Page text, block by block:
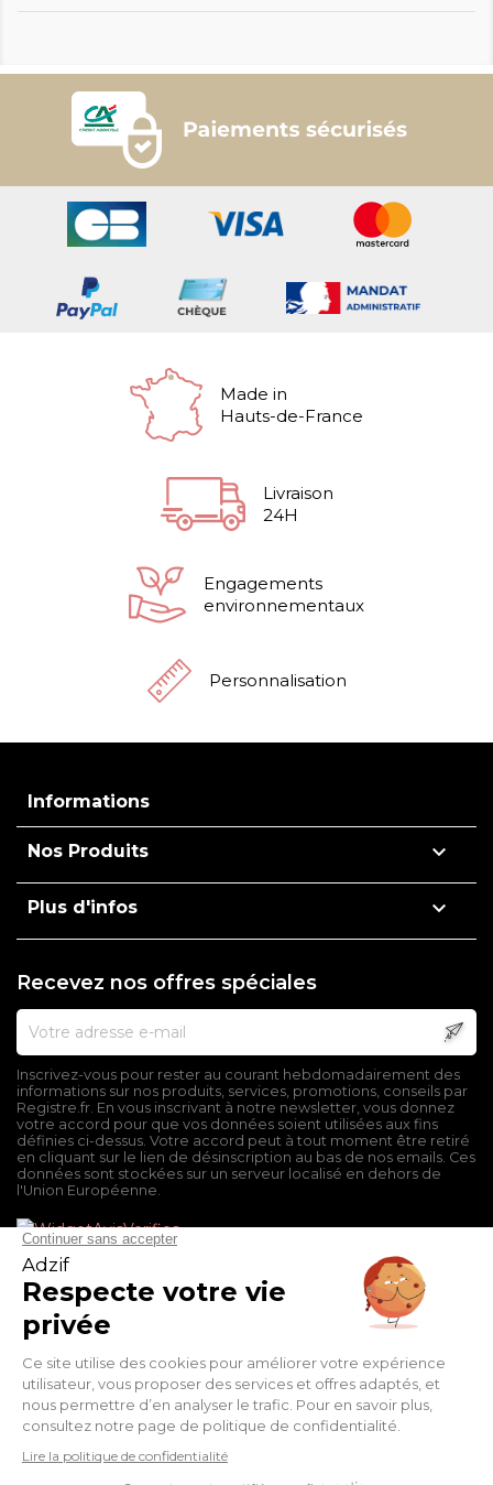
Made in
Hauts-de-France
Livraison
24H
Engagements
environnementaux
Personnalisation
Informations
Nos Produits 
Plus d'infos 
Recevez nos offres spéciales
Inscrivez-vous pour rester au courant hebdomadairement des
informations sur nos produits, services, promotions, conseils par
Registre.fr. En vous inscrivant à notre newsletter, vous donnez
votre accord pour que vos données soient utilisées aux fins
définies ci-dessus. Votre accord peut à tout moment être retiré
en cliquant sur le lien de désinscription au bas de nos emails. Ces
données sont stockées sur un serveur localisé en dehors de
l'Union Européenne.
Conditions générales de vente
Politique de confidentialité